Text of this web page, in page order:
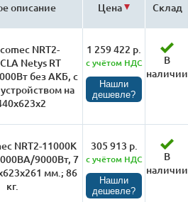
описание Цена Склад
NRT2-
Netys RT
без АКБ, с
на
1 259 422 р.
с учётом НДС
Нашли
дешевле?
В
наличии
NRT2-11000K
9000Вт, 7
мм.; 86
кг.
305 913 р.
с учётом НДС
Нашли
дешевле?
В
наличии